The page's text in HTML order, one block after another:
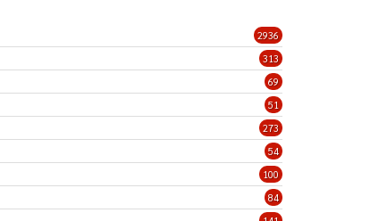
2936
313
69
51
273
54
100
84